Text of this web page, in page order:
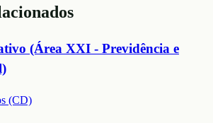
(Área XXI - Previdência e
(CD)